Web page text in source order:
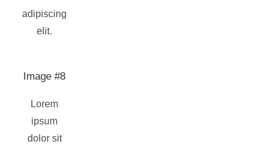
adipiscing
elit.
Image #8
Lorem
ipsum
dolor sit